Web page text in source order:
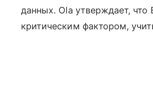
данных. Ola утверждает, что
критическим фактором,